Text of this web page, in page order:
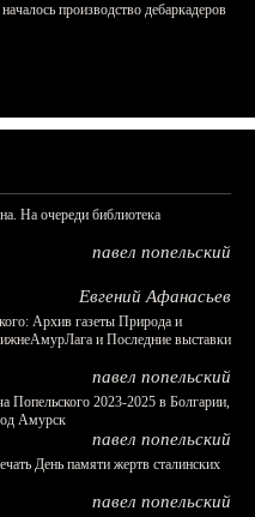
производство дебаркадеров
На очереди библиотека
павел попельский
Евгений Афанасьев
Архив газеты Природа и
и Последние выставки
павел попельский
Попельского 2023-2025 в Болгарии,
Амурск
павел попельский
День памяти жертв сталинских
павел попельский